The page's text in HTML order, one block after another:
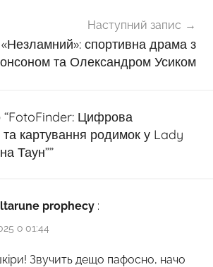
Наступний запис
спортивна драма з
та Олександром Усиком
FotoFinder: Цифрова
та картування родимок у Lady
Таун””
prophecy :
о 01:44
Звучить дещо пафосно, начо